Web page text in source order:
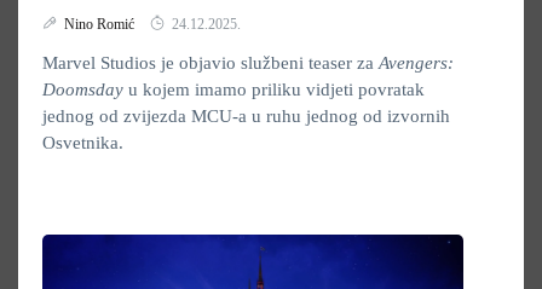
Nino Romić 24.12.2025.
Marvel Studios je objavio službeni teaser za Avengers:
Doomsday u kojem imamo priliku vidjeti povratak
jednog od zvijezda MCU-a u ruhu jednog od izvornih
Osvetnika.